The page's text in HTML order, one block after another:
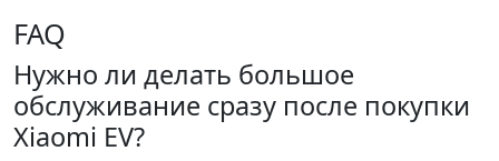
FAQ
Нужно ли делать большое
обслуживание сразу после покупки
Xiaomi EV?